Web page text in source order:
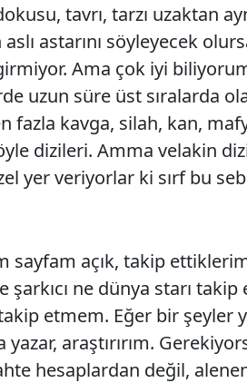
tavrı, tarzı uzaktan
astarını söyleyecek
Ama çok iyi
uzun süre üst sıralarda
fazla kavga, silah, kan,
dizileri. Amma velakin
yer veriyorlar ki sırf bu
sayfam açık, takip
şarkıcı ne dünya starı
etmem. Eğer bir şeyler
araştırırım.
hesaplardan değil,